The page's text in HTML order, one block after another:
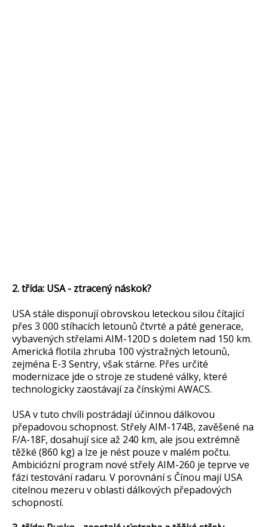
2. třída: USA - ztracený náskok?
USA stále disponují obrovskou leteckou silou čítající
přes 3 000 stíhacích letounů čtvrté a páté generace,
vybavených střelami AIM-120D s doletem nad 150 km.
Americká flotila zhruba 100 výstražných letounů,
zejména E-3 Sentry, však stárne. Přes určité
modernizace jde o stroje ze studené války, které
technologicky zaostávají za čínskými AWACS.
USA v tuto chvíli postrádají účinnou dálkovou
přepadovou schopnost. Střely AIM-174B, zavěšené na
F/A-18F, dosahují sice až 240 km, ale jsou extrémně
těžké (860 kg) a lze je nést pouze v malém počtu.
Ambiciózní program nové střely AIM-260 je teprve ve
fázi testování radaru. V porovnání s Čínou mají USA
citelnou mezeru v oblasti dálkových přepadových
schopností.